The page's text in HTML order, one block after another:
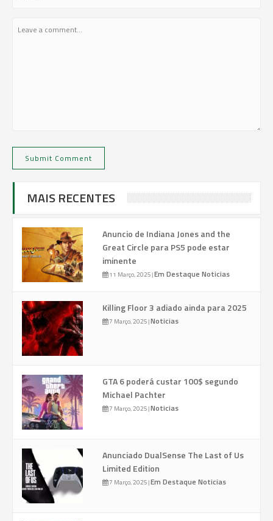
MAIS RECENTES
Anuncio de Indiana Jones and the
Great Circle para PS5 pode estar
iminente
11 Março, 2025|Em Destaque Noticias
Killing Floor 3 adiado ainda para 2025
7 Março, 2025|Noticias
GTA 6 poderá custar 100$ segundo
Michael Pachter
7 Março, 2025|Noticias
Anunciado DualSense The Last of Us
Limited Edition
7 Março, 2025|Em Destaque Noticias